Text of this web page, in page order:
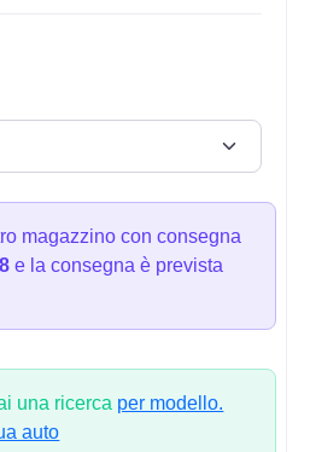
magazzino con consegna
e la consegna è prevista
una ricerca per modello.
auto